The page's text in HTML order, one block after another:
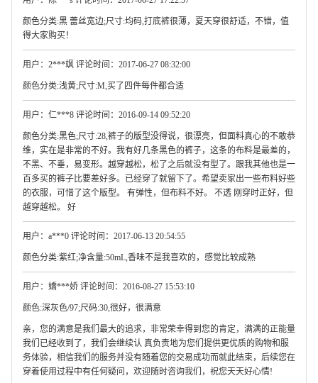
颜色分类:黑 蕾丝宽边;尺寸:均码,打底裤很薄，夏天穿很舒适，不错，值
得大家购买！
用户：2***飒 评论时间：2017-06-27 08:32:00
颜色分类:浅黄;尺寸:M,买了四件每件都合适
用户：仁***8 评论时间：2016-09-14 09:52:20
颜色分类:黑色;尺寸:28,裤子的版型没得说，很漂亮，但面料真心的不敢恭
维，实在是非常的不好。我有好几条黑色的裤子，这条的布料是最差的，
不黑、不垂，易变形。越穿越松，松了之后就没有型了。跟我其他也是一
百多买的裤子比要差好多。已经穿了就留下了。希望卖家出一些布料好些
的衣服，可惜了这个版型。 有弹性，但布料不好。 不透 刚穿时正好，但
越穿越松。 好
用户：a***0 评论时间：2017-06-13 20:54:55
颜色分类:紫红;净含量:50mL,香味不是我喜欢的，感觉比较成熟
用户：嬌***娇 评论时间：2016-08-27 15:53:10
颜色:深灰色/97;尺码:30,很好，很满意
亲，您的满意是我们最大的追求，非常荣幸得到您的肯定，满满的正能量
我们已经收到了，我们会继续认 真负责地为您们提供更优质的购物和服
务体验，相信我们的服务并没有随着您的交易成功而就此结束，后续您在
穿着使用过程中有任何疑问，欢迎随时咨询我们，祝您天天好心情!